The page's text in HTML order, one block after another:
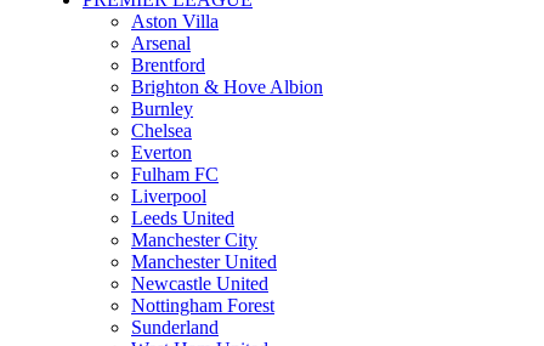
Aston Villa
Arsenal
Brentford
Brighton & Hove Albion
Burnley
Chelsea
Everton
Fulham FC
Liverpool
Leeds United
Manchester City
Manchester United
Newcastle United
Nottingham Forest
Sunderland